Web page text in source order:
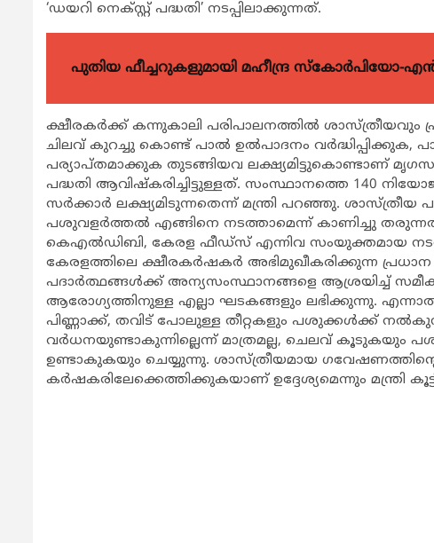
‘ഡയറി നെക്സ്റ്റ് പദ്ധതി’ നടപ്പിലാക്കുന്നത്.
പുതിയ ഫീച്ചറുകളുമായി മഹീന്ദ്ര സ്കോർപിയോ-
ക്ഷീരകര്‍ക്ക് കന്നുകാലി പരിപാലനത്തില്‍ ശാസ്ത്രീയവും
ചിലവ് കുറച്ചു കൊണ്ട് പാല്‍ ഉല്‍പാദനം
പര്യാപ്തമാക്കുക തുടങ്ങിയവ ലക്ഷ്യമിട്ടുകൊണ്ടാണ്
പദ്ധതി ആവിഷ്കരിച്ചിട്ടുള്ളത്. സംസ്ഥാനത്തെ 140
സര്‍ക്കാര്‍ ലക്ഷ്യമിടുന്നതെന്ന് മന്ത്രി പറഞ്ഞു. ശാസ്ത്രീയ
പശുവളര്‍ത്തല്‍ എങ്ങിനെ നടത്താമെന്ന് കാണിച്ചു
കെഎല്‍ഡിബി, കേരള ഫീഡ്സ് എന്നിവ സംയുക്തമായ
കേരളത്തിലെ ക്ഷീരകര്‍ഷകര്‍ അഭിമുഖീകരിക്കുന്ന
പദാര്‍ത്ഥങ്ങള്‍ക്ക് അന്യസംസ്ഥാനങ്ങളെ ആശ്രയിച്ച്
ആരോഗ്യത്തിനുള്ള എല്ലാ ഘടകങ്ങളും ലഭിക്കുന്നു.
പിണ്ണാക്ക്, തവിട് പോലുള്ള തീറ്റകളും പശുക്കള്‍ക്ക്
വര്‍ധനയുണ്ടാകുന്നില്ലെന്ന് മാത്രമല്ല, ചെലവ്
ഉണ്ടാകുകയും ചെയ്യുന്നു. ശാസ്ത്രീയമായ
കര്‍ഷകരിലേക്കെത്തിക്കുകയാണ് ഉദ്ദേശ്യമെന്നും മന്ത്രി